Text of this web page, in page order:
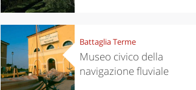
Battaglia Terme
Museo civico della
navigazione fluviale